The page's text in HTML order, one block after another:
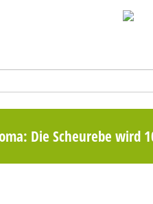
Die Scheurebe wird